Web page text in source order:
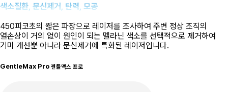
색소질환, 문신제거, 탄력, 모공
450피코초의 짧은 파장으로 레이저를 조사하여 주변 정상 조직의
열손상이 거의 없이 원인이 되는 멜라닌 색소를 선택적으로 제거하여
기미 개선뿐 아니라 문신제거에 특화된 레이저입니다.
GentleMax Pro 젠틀맥스 프로